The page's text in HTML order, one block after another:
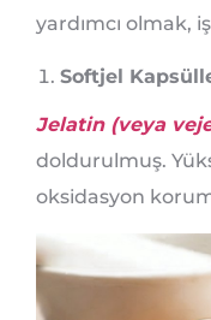
yardımcı olmak,
Softjel
Jelatin (veya
doldurulmuş.
oksidasyon